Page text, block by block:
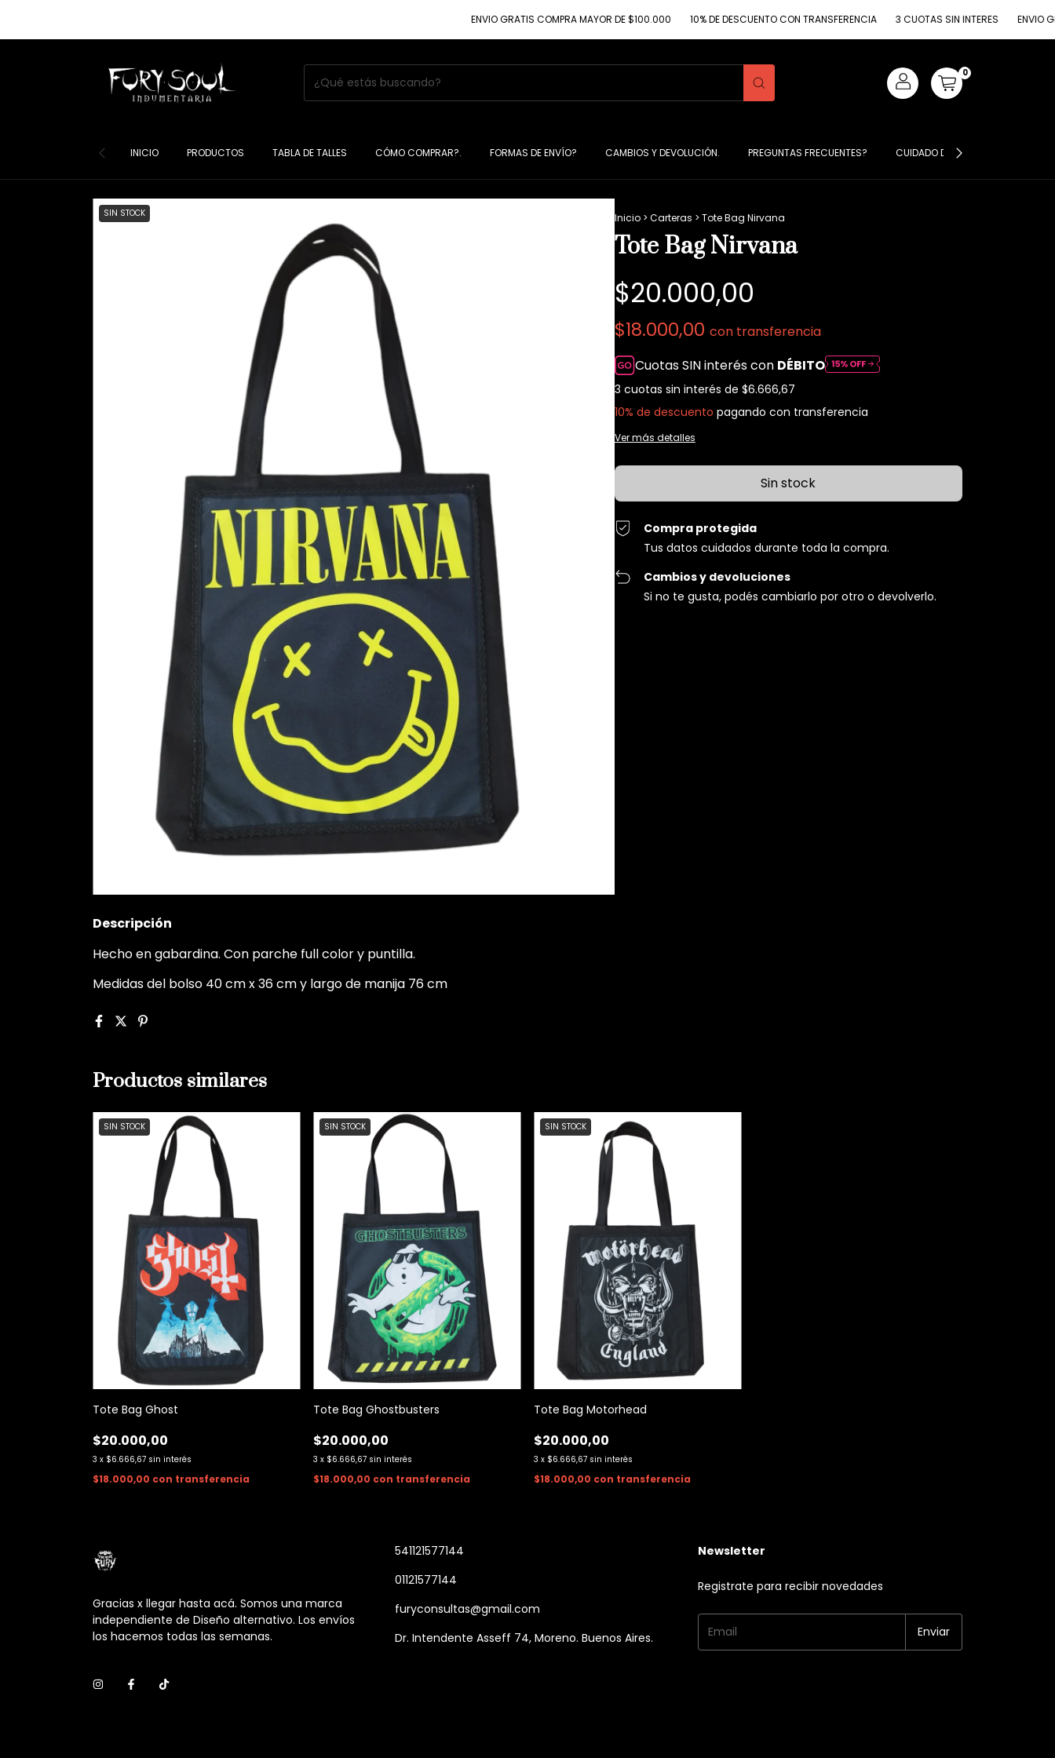
ENVIO GRATIS COMPRA MAYOR DE $100.000 10% DE DESCUENTO CON TRANSFERENCIA 3 CUOTAS SIN INTERES ENVIO
0
INICIO PRODUCTOS TABLA DE TALLES CÓMO COMPRAR?. FORMAS DE ENVÍO? CAMBIOS Y DEVOLUCIÓN. PREGUNTAS FRECUENTES? CUIDADO DE MIS PRENDAS ?
SIN STOCK Inicio > Carteras > Tote Bag Nirvana
Tote Bag Nirvana
$20.000,00
$18.000,00 con transferencia
Cuotas SIN interés con DÉBITO
3 cuotas sin interés de $6.666,67
10% de descuento pagando con transferencia
Ver más detalles
Compra protegida
Tus datos cuidados durante toda la compra.
Cambios y devoluciones
Si no te gusta, podés cambiarlo por otro o devolverlo.
Descripción
Hecho en gabardina. Con parche full color y puntilla.
Medidas del bolso 40 cm x 36 cm y largo de manija 76 cm
Productos similares
SIN STOCK
Tote Bag Ghost
$20.000,00
3 x $6.666,67 sin interés
$18.000,00 con transferencia
SIN STOCK
Tote Bag Ghostbusters
$20.000,00
3 x $6.666,67 sin interés
$18.000,00 con transferencia
SIN STOCK
Tote Bag Motorhead
$20.000,00
3 x $6.666,67 sin interés
$18.000,00 con transferencia
Gracias x llegar hasta acá. Somos una marca
independiente de Diseño alternativo. Los envíos
los hacemos todas las semanas.
541121577144
01121577144
furyconsultas@gmail.com
Dr. Intendente Asseff 74, Moreno. Buenos Aires.
Newsletter
Registrate para recibir novedades